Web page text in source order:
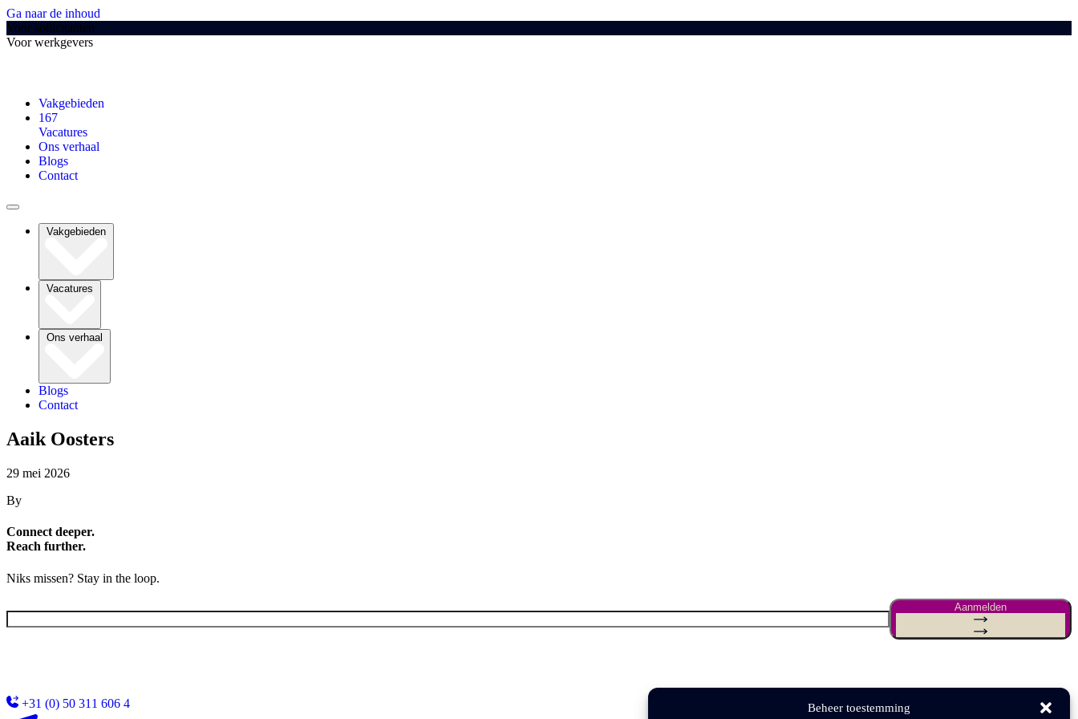
Beheer toestemming
Ga naar de inhoud
Voor sollicitanten
Voor werkgevers
Vakgebieden
167
Vacatures
Ons verhaal
Blogs
Contact
Vakgebieden
Vacatures
Ons verhaal
Blogs
Contact
Aaik Oosters
29 mei 2026
By
Connect deeper.
Reach further.
Niks missen? Stay in the loop.
E-
mailadres(Vereist)
Aanmelden
+31 (0) 50 311 606 4